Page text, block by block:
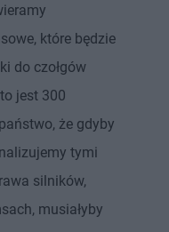
które będzie
do czołgów
jest 300
że gdyby
tymi
silników,
musiałyby